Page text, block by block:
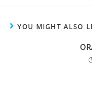
YOU MIGHT ALSO